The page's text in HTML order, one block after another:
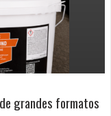
grandes formatos